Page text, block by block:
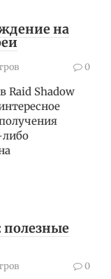
на
0
Raid Shadow
полезные
0